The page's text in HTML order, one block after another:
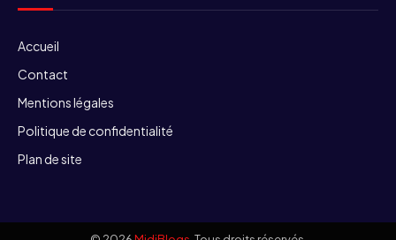
Accueil
Contact
Mentions légales
Politique de confidentialité
Plan de site